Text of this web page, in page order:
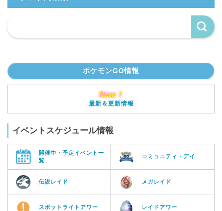
ポケモンGO情報
New！
最新＆更新情報
イベントスケジュール情報
開催中・予定イベント一
覧
コミュニティ・デイ
伝説レイド メガレイド
スポットライトアワー レイドアワー